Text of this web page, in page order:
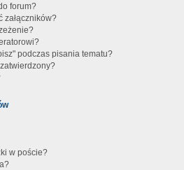
forum?
załączników?
podczas pisania tematu?
w poście?